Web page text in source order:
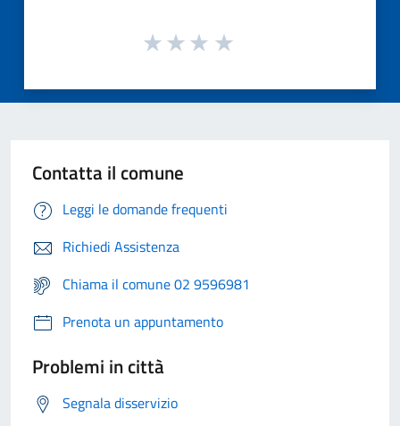
Contatta il comune
Leggi le domande frequenti
Richiedi Assistenza
Chiama il comune 02 9596981
Prenota un appuntamento
Problemi in città
Segnala disservizio